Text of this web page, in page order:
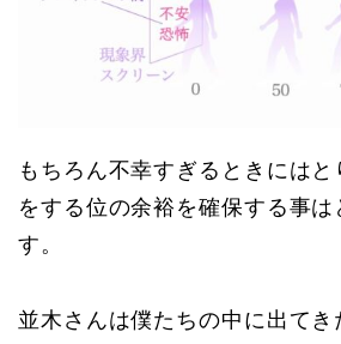
もちろん不幸すぎるときにはと
をする位の余裕を確保する事
す。
並木さんは僕たちの中に出てき